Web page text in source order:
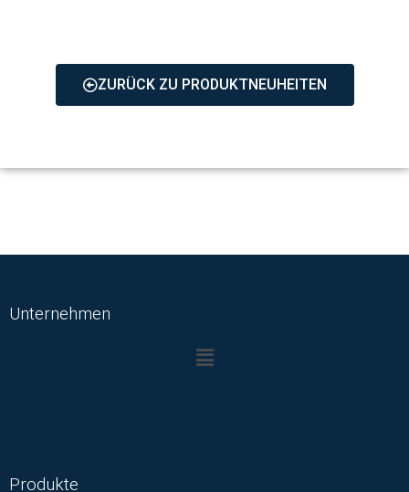
ZURÜCK ZU PRODUKTNEUHEITEN
Unternehmen
Produkte